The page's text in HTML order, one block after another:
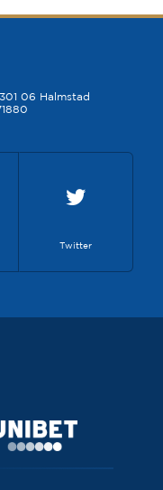
06 Halmstad
Twitter